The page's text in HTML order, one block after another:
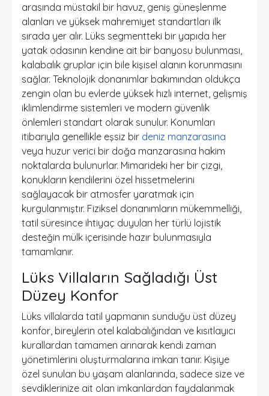
arasında müstakil bir havuz, geniş güneşlenme
alanları ve yüksek mahremiyet standartları ilk
sırada yer alır. Lüks segmentteki bir yapıda her
yatak odasının kendine ait bir banyosu bulunması,
kalabalık gruplar için bile kişisel alanın korunmasını
sağlar. Teknolojik donanımlar bakımından oldukça
zengin olan bu evlerde yüksek hızlı internet, gelişmiş
iklimlendirme sistemleri ve modern güvenlik
önlemleri standart olarak sunulur. Konumları
itibarıyla genellikle eşsiz bir deniz manzarasına
veya huzur verici bir doğa manzarasına hakim
noktalarda bulunurlar. Mimarideki her bir çizgi,
konukların kendilerini özel hissetmelerini
sağlayacak bir atmosfer yaratmak için
kurgulanmıştır. Fiziksel donanımların mükemmelliği,
tatil süresince ihtiyaç duyulan her türlü lojistik
desteğin mülk içerisinde hazır bulunmasıyla
tamamlanır.
Lüks Villaların Sağladığı Üst
Düzey Konfor
Lüks villalarda tatil yapmanın sunduğu üst düzey
konfor, bireylerin otel kalabalığından ve kısıtlayıcı
kurallardan tamamen arınarak kendi zaman
yönetimlerini oluşturmalarına imkan tanır. Kişiye
özel sunulan bu yaşam alanlarında, sadece size ve
sevdiklerinize ait olan imkanlardan faydalanmak